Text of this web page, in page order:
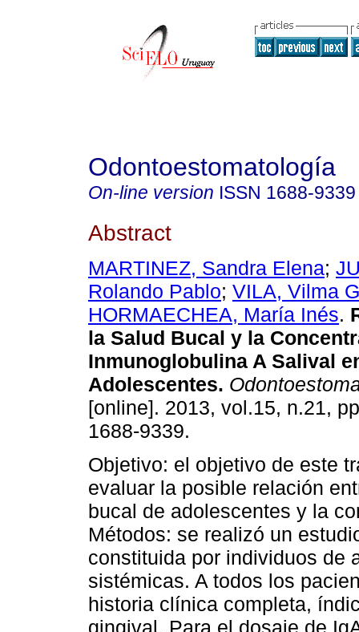
Odontoestomatología
On-line version ISSN 1688-9339
Abstract
MARTINEZ, Sandra Elena;
Rolando Pablo; VILA, Vilma
HORMAECHEA, María Inés.
la Salud Bucal y la
Inmunoglobulina A Salival
Adolescentes.
[online]. 2013, vol.15, n.21,
1688-9339.
Objetivo: el objetivo de este
evaluar la posible relación
bucal de adolescentes y la
Métodos: se realizó un
constituida por individuos de
sistémicas. A todos los
historia clínica completa,
gingival. Para el dosaje de